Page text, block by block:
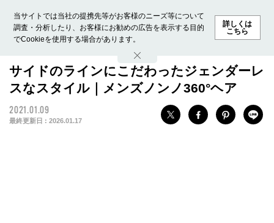
当サイトでは当社の提携先等がお客様のニーズ等について
調査・分析したり、お客様にお勧めの広告を表示する目的
でCookieを使用する場合があります。
詳しくは
こちら
ホーム モデル募集 ランキング ファッション ビューテ
サイドのラインにこだわったジェンダーレ
スなスタイル｜メンズノンノ360°ヘア
2021.01.09
最終更新日 : 2026.01.17